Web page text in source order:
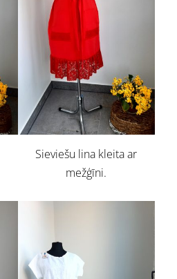
Sieviešu lina kleita ar
mežģīni.